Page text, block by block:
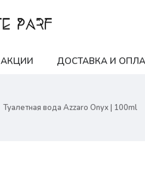
АКЦИИ ДОСТАВКА И
Туалетная вода Azzaro Onyx | 100ml